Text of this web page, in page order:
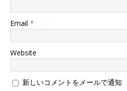
Email *
Website
新しいコメントをメールで通知